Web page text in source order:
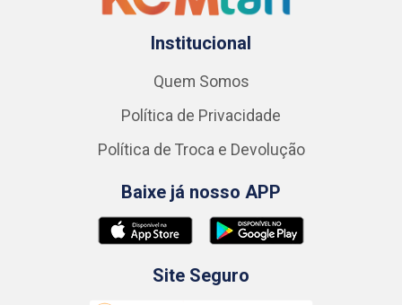
Institucional
Quem Somos
Política de Privacidade
Política de Troca e Devolução
Baixe já nosso APP
Site Seguro